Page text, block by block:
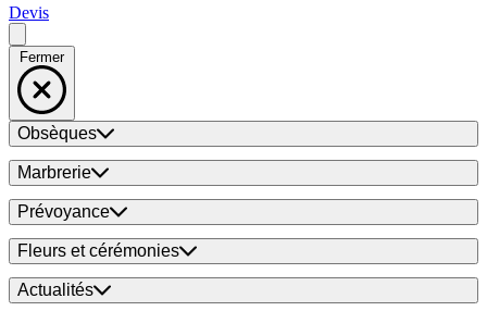
Devis
Fermer
Obsèques
Marbrerie
Prévoyance
Fleurs et cérémonies
Actualités